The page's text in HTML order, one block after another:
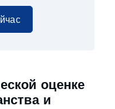
оценке
и